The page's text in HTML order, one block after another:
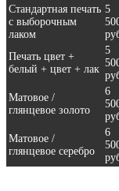
Стандартная печать
с выборочным
лаком
5
Печать цвет +
белый + цвет + лак
5
Матовое /
глянцевое золото
6
Матовое /
глянцевое серебро
6